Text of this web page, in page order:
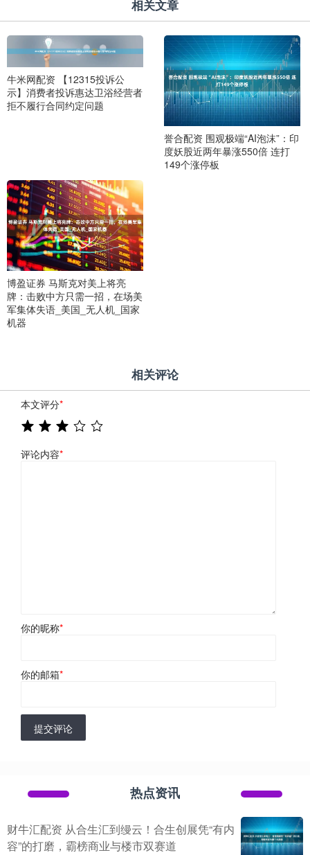
相关文章
牛米网配资 【12315投诉公
示】消费者投诉惠达卫浴经营者
拒不履行合同约定问题
誉合配资 围观极端“AI泡沫”：印
度妖股近两年暴涨550倍 连打
149个涨停板
博盈证券 马斯克对美上将亮
牌：击败中方只需一招，在场美
军集体失语_美国_无人机_国家
机器
相关评论
本文评分*
评论内容*
你的昵称*
你的邮箱*
提交评论
热点资讯
财牛汇配资 从合生汇到缦云！合生创展凭“有内
容”的打磨，霸榜商业与楼市双赛道